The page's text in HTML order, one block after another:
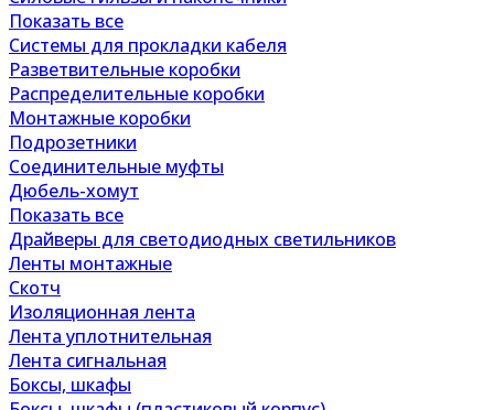
Показать все
Системы для прокладки кабеля
Разветвительные коробки
Распределительные коробки
Монтажные коробки
Подрозетники
Соединительные муфты
Дюбель-хомут
Показать все
Драйверы для светодиодных светильников
Ленты монтажные
Скотч
Изоляционная лента
Лента уплотнительная
Лента сигнальная
Боксы, шкафы